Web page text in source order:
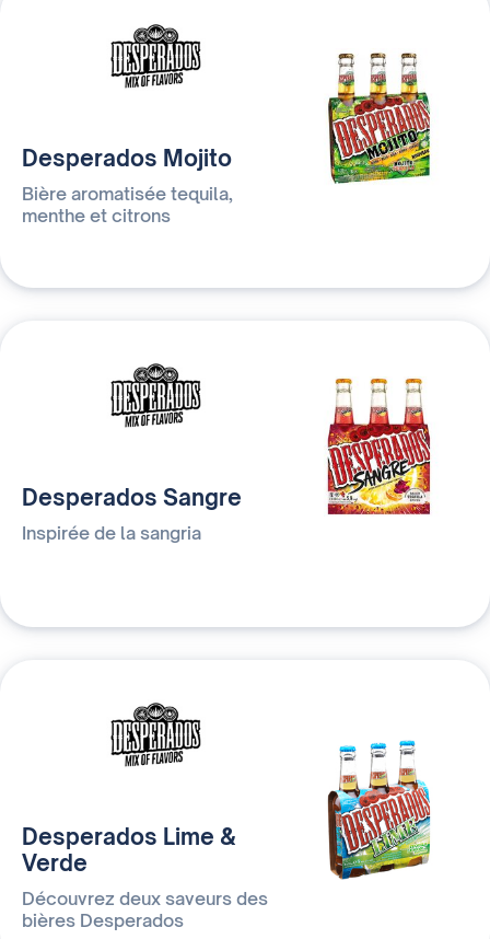
Desperados Mojito
Bière aromatisée tequila,
menthe et citrons
Desperados Sangre
Inspirée de la sangria
Desperados Lime &
Verde
Découvrez deux saveurs des
bières Desperados